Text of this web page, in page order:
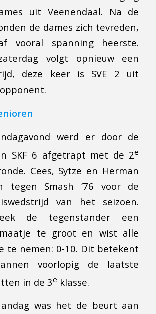
uit Veenendaal. Na de
de dames zich tevreden,
vooral spanning heerste.
volgt opnieuw een
deze keer is SVE 2 uit
werd er door de
SKF 6 afgetrapt met de 2e
Cees, Sytze en Herman
tegen Smash ’76 voor de
van het seizoen.
de tegenstander een
te groot en wist alle
te nemen: 0-10. Dit betekent
voorlopig de laatste
in de 3e klasse.
was het de beurt aan